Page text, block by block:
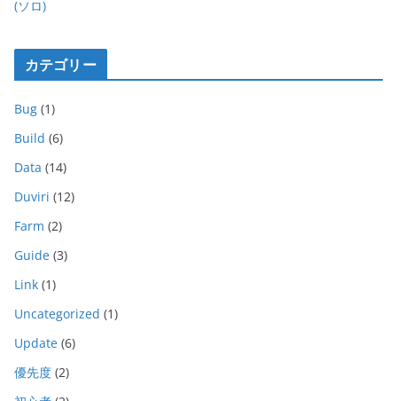
(ソロ)
カテゴリー
Bug (1)
Build (6)
Data (14)
Duviri (12)
Farm (2)
Guide (3)
Link (1)
Uncategorized (1)
Update (6)
優先度 (2)